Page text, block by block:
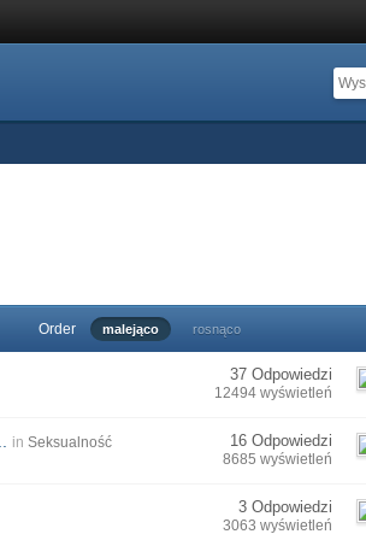
Order malejąco rosnąco
37 Odpowiedzi
12494 wyświetleń
in Seksualność
16 Odpowiedzi
8685 wyświetleń
3 Odpowiedzi
3063 wyświetleń